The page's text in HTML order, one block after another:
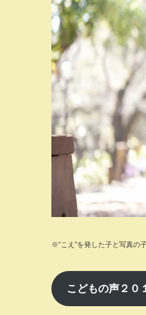
※“こえ”を発した子と写真の
こどもの声２０